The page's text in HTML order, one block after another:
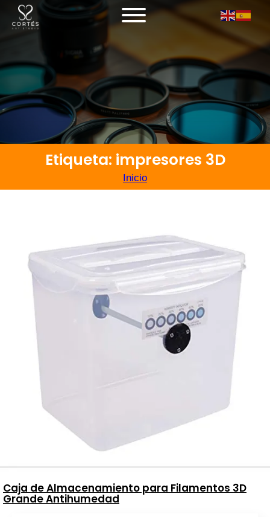
Etiqueta: impresores 3D
Inicio
Caja de Almacenamiento para Filamentos 3D
Grande Antihumedad